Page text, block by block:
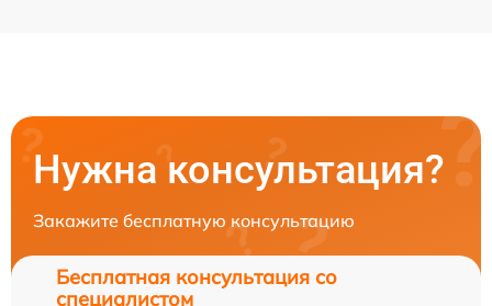
Нужна консультация?
Закажите бесплатную консультацию
Бесплатная консультация со
специалистом